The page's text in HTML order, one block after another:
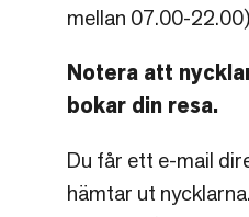
mellan 07.00-
Notera att
bokar din resa.
Du får ett e-mail
hämtar ut